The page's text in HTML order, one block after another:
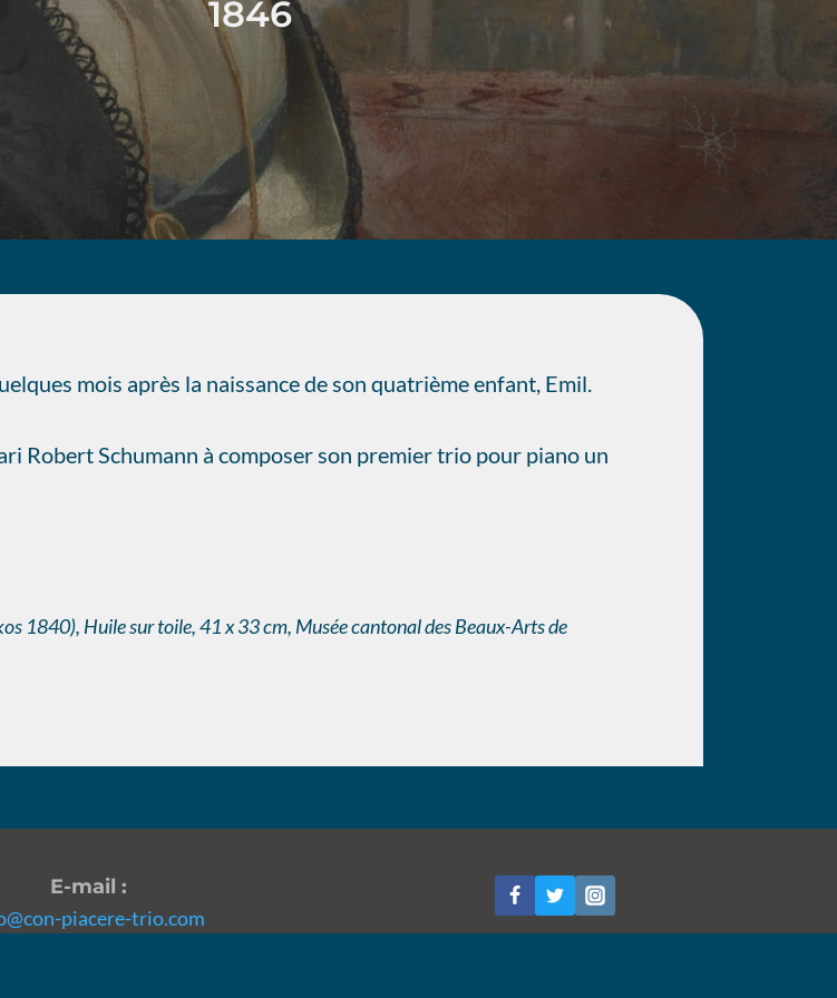
1846
mois après la naissance de son quatrième enfant, Emil.
Robert Schumann à composer son premier trio pour piano un
1840), Huile sur toile, 41 x 33 cm, Musée cantonal des Beaux-Arts de
E-mail :
piacere-trio.com